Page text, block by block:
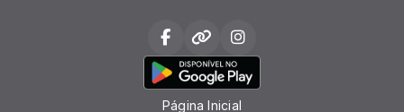
Página Inicial